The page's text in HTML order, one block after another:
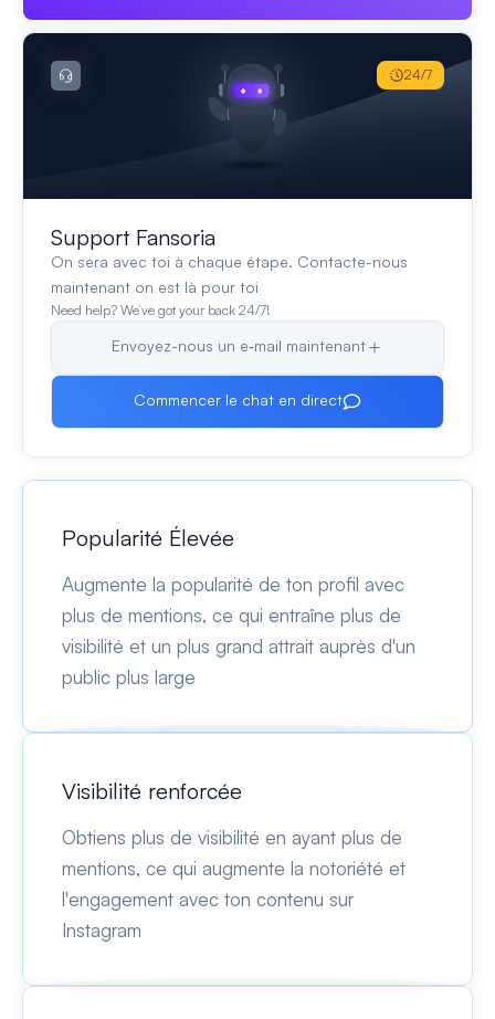
Support Fansoria
On sera avec toi à chaque étape. Contacte-nous
maintenant on est là pour toi
Need help? We’ve got your back 24/7!
Envoyez-nous un e‑mail maintenant
Commencer le chat en direct
24/7
Popularité Élevée
Augmente la popularité de ton profil avec
plus de mentions, ce qui entraîne plus de
visibilité et un plus grand attrait auprès d'un
public plus large
Visibilité renforcée
Obtiens plus de visibilité en ayant plus de
mentions, ce qui augmente la notoriété et
l'engagement avec ton contenu sur
Instagram